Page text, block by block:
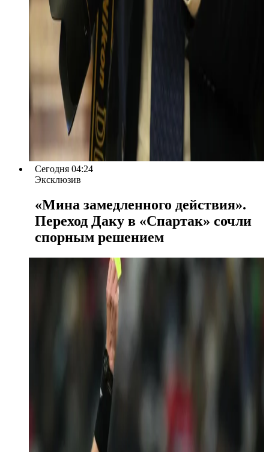
Сегодня 04:24
Эксклюзив
«Мина замедленного действия».
Переход Даку в «Спартак» сочли
спорным решением